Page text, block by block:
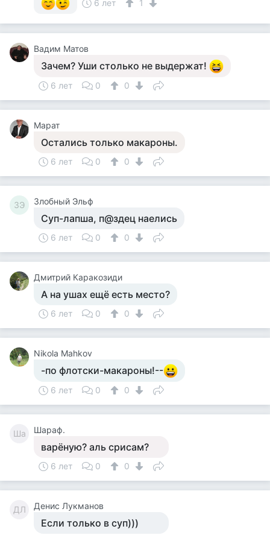
6 лет
1
Вадим Матов
Зачем? Уши столько не выдержат!
6 лет 0 0
Марат
Остались только макароны.
6 лет 0 0
ЗЭ Злобный Эльф
Суп-лапша, п@здец наелись
6 лет 0 0
Дмитрий Каракозиди
А на ушах ещё есть место?
6 лет 0 0
Nikola Mahkov
-по флотски-макароны!--
6 лет 0 0
Ша Шараф.
варёную? аль срисам?
6 лет 0 0
ДЛ Денис Лукманов
Если только в суп)))